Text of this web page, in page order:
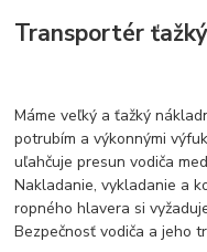
Transportér
Máme veľký a ťažký
potrubím a výkonnými
uľahčuje presun vodiča
Nakladanie, vykladanie a
ropného hlavera si
Bezpečnosť vodiča a jeho